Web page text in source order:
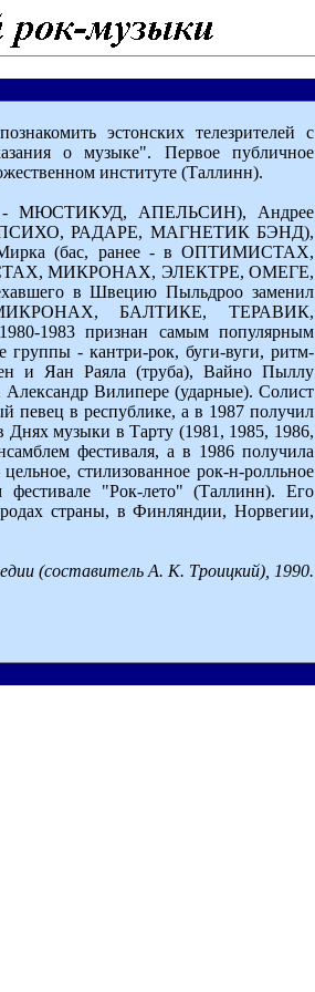
эстонских телезрителей с
о музыке". Первое публичное
институте (Таллинн).
- МЮСТИКУД, АПЕЛЬСИН), Андрее
ПСИХО, РАДАРЕ, МАГНЕТИК БЭНД),
(бас, ранее - в ОПТИМИСТАХ,
МИКРОНАХ, ЭЛЕКТРЕ, ОМЕГЕ,
в Швецию Пыльдроо заменил
БАЛТИКЕ, ТЕРАВИК,
1983 признан самым популярным
группы - кантри-рок, буги-вуги, ритм-
и Яан Раяла (труба), Вайно Пыллу
Вилипере (ударные). Солист
певец в республике, а в 1987 получил
Днях музыки в Тарту (1981, 1985, 1986,
фестиваля, а в 1986 получила
стилизованное рок-н-ролльное
"Рок-лето" (Таллинн). Его
страны, в Финляндии, Норвегии,
(составитель А. К. Троицкий), 1990.